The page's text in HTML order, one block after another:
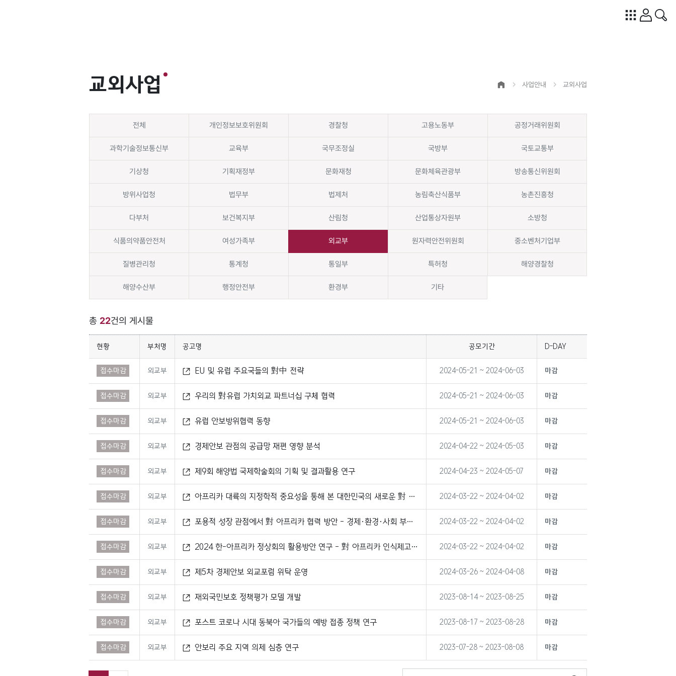
교외사업 사업안내 교외사업
전체 개인정보보호위원회 경찰청 고용노동부 공정거래위원회
과학기술정보통신부 교육부 국무조정실 국방부 국토교통부
기상청 기획재정부 문화재청 문화체육관광부 방송통신위원회
방위사업청 법무부 법제처 농림축산식품부 농촌진흥청
다부처 보건복지부 산림청 산업통상자원부 소방청
식품의약품안전처 여성가족부 외교부 원자력안전위원회 중소벤처기업부
질병관리청 통계청 통일부 특허청 해양경찰청
해양수산부 행정안전부 환경부 기타
총 22건의 게시물
현황 부처명 공고명 공모기간 D-DAY
접수마감 외교부 EU 및 유럽 주요국들의 對中 전략 2024-05-21 ~ 2024-06-03 마감
접수마감 외교부 우리의 對유럽 가치외교 파트너십 구체 협력 2024-05-21 ~ 2024-06-03 마감
접수마감 외교부 유럽 안보방위협력 동향 2024-05-21 ~ 2024-06-03 마감
접수마감 외교부 경제안보 관점의 공급망 재편 영향 분석 2024-04-22 ~ 2024-05-03 마감
접수마감 외교부 제9회 해양법 국제학술회의 기획 및 결과활용 연구 2024-04-23 ~ 2024-05-07 마감
접수마감 외교부
프리카 전략
2024-03-22 ~ 2024-04-02 마감
접수마감 외교부
을 중심으로
2024-03-22 ~ 2024-04-02 마감
접수마감 외교부
위한 공공외교
2024-03-22 ~ 2024-04-02 마감
접수마감 외교부 제5차 경제안보 외교포럼 위탁 운영 2024-03-26 ~ 2024-04-08 마감
접수마감 외교부 재외국민보호 정책평가 모델 개발 2023-08-14 ~ 2023-08-25 마감
접수마감 외교부 포스트 코로나 시대 동북아 국가들의 예방 접종 정책 연구 2023-08-17 ~ 2023-08-28 마감
접수마감 외교부 안보리 주요 지역 의제 심층 연구 2023-07-28 ~ 2023-08-08 마감